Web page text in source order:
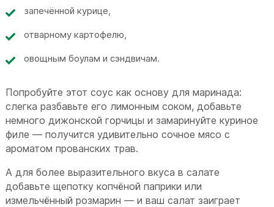
запечённой курице,
отварному картофелю,
овощным боулам и сэндвичам.
Попробуйте этот соус как основу для маринада:
слегка разбавьте его лимонным соком, добавьте
немного дижонской горчицы и замаринуйте куриное
филе — получится удивительно сочное мясо с
ароматом прованских трав.
А для более выразительного вкуса в салате
добавьте щепотку копчёной паприки или
измельчённый розмарин — и ваш салат заиграет